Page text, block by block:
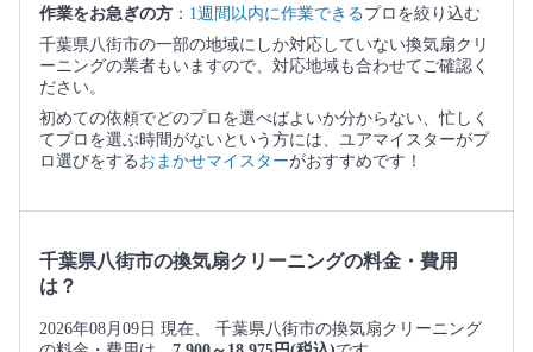
作業をお急ぎの方 ： 1週間以内に作業できるプロを絞り込む
千葉県八街市の一部の地域にしか対応していない換気扇クリ
ーニングの業者もいますので、対応地域も合わせてご確認く
ださい。
初めての依頼でどのプロを選べばよいか分からない、忙しく
てプロを選ぶ時間がないという方には、ユアマイスターがプ
ロ選びをする おまかせマイスターがおすすめです！
千葉県八街市の換気扇クリーニングの料金・費用
は？
2026年08月09日 現在、 千葉県八街市の換気扇クリーニング